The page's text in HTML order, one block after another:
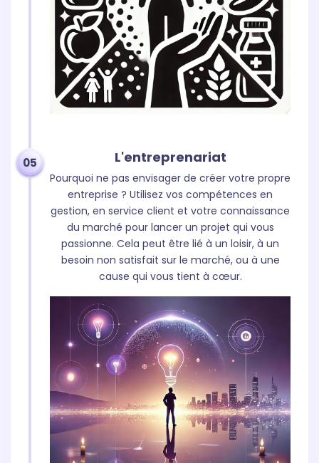
L'entreprenariat
Pourquoi ne pas envisager de créer votre propre
entreprise ? Utilisez vos compétences en
gestion, en service client et votre connaissance
du marché pour lancer un projet qui vous
passionne. Cela peut être lié à un loisir, à un
besoin non satisfait sur le marché, ou à une
cause qui vous tient à cœur.
05